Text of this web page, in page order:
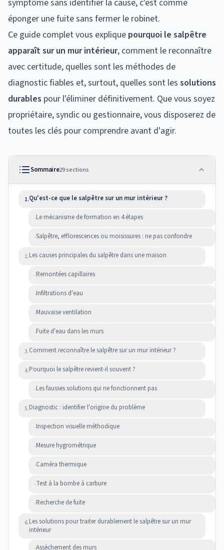
symptôme sans identifier la cause, c'est comme
éponger une fuite sans fermer le robinet.
Ce guide complet vous explique pourquoi le salpêtre
apparaît sur un mur intérieur, comment le reconnaître
avec certitude, quelles sont les méthodes de
diagnostic fiables et, surtout, quelles sont les solutions
durables pour l'éliminer définitivement. Que vous soyez
propriétaire, syndic ou gestionnaire, vous disposerez de
toutes les clés pour comprendre avant d'agir.
Sommaire29sections
1.Qu'est-ce que le salpêtre sur un mur intérieur ?
·Le mécanisme de formation en 4 étapes
·Salpêtre, efflorescences ou moisissures : ne pas confondre
2.Les causes principales du salpêtre dans une maison
·Remontées capillaires
·Infiltrations d'eau
·Mauvaise ventilation
·Fuite d'eau dans les murs
3.Comment reconnaître le salpêtre sur un mur intérieur ?
4.Pourquoi le salpêtre revient-il souvent ?
·Les fausses solutions qui ne fonctionnent pas
5.Diagnostic : identifier l'origine du problème
·Inspection visuelle méthodique
·Mesure hygrométrique
·Caméra thermique
·Test à la bombe à carbure
·Recherche de fuite
6.Les solutions pour traiter durablement le salpêtre sur un mur
intérieur
Assèchement des murs